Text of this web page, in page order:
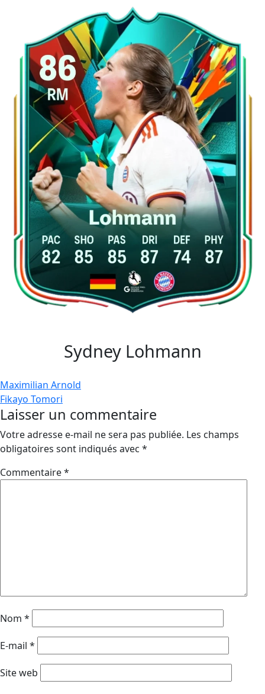
Sydney Lohmann
Navigation
de
l’article
Maximilian Arnold
Fikayo Tomori
Laisser un commentaire
Votre adresse e-mail ne sera pas publiée. Les champs
obligatoires sont indiqués avec *
Commentaire*
Nom *
E-mail *
Site web